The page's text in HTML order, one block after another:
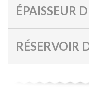
ÉPAISSEUR
RÉSERVOIR